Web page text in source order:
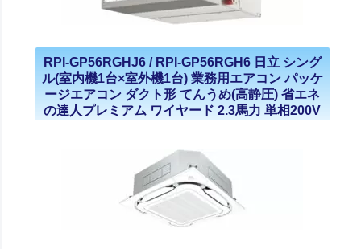
RPI-GP56RGHJ6 / RPI-GP56RGH6 日立 シング
ル(室内機1台×室外機1台) 業務用エアコン パッケ
ージエアコン ダクト形 てんうめ(高静圧) 省エネ
の達人プレミアム ワイヤード 2.3馬力 単相200V